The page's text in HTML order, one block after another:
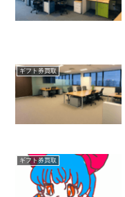
ギフト券買取
ギフト券買取